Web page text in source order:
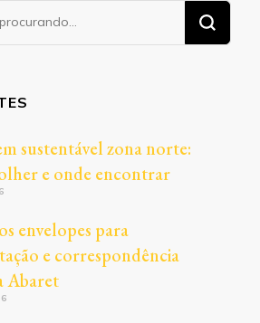
sustentável zona norte:
e onde encontrar
envelopes para
e correspondência
Abaret